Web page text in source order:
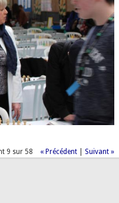
9 sur 58 « Précédent| Suivant »